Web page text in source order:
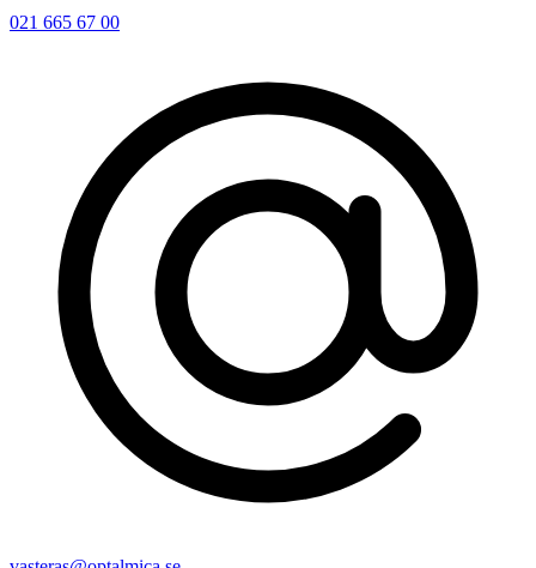
021 665 67 00